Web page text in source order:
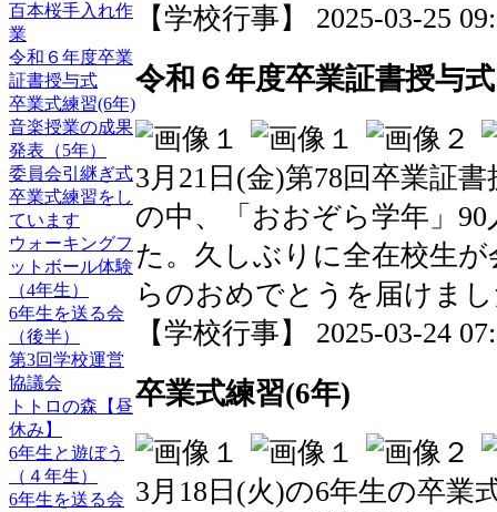
百本桜手入れ作
業
令和６年度卒業
証書授与式
卒業式練習(6年)
音楽授業の成果
発表（5年）
委員会引継ぎ式
卒業式練習をし
ています
ウォーキングフ
ットボール体験
（4年生）
6年生を送る会
（後半）
第3回学校運営
協議会
トトロの森【昼
休み】
6年生と遊ぼう
（４年生）
6年生を送る会
【学校行事】 2025-03-25
令和６年度卒業証書授与式
3月21日(金)第78回卒業証
の中、「おおぞら学年」
た。久しぶりに全在校生
らのおめでとうを届けま
【学校行事】 2025-03-24
卒業式練習(6年)
3月18日(火)の6年生の卒業